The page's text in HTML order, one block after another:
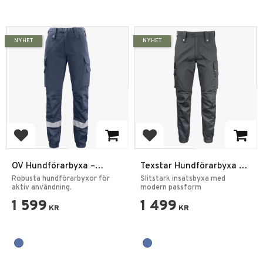
Lägg till i favoriter
OV Hundförarbyxa –
Slitstarka byxor för aktiv
tjänst
Robusta hundförarbyxor för
aktiv användning.
1 599 KR
NYHET
Lägg till i favoriter
Texstar Hundförarbyxa /
Insatsbyxa i Varpsatin Grå
Slitstark insatsbyxa med
modern passform
1 499 KR
NYHET